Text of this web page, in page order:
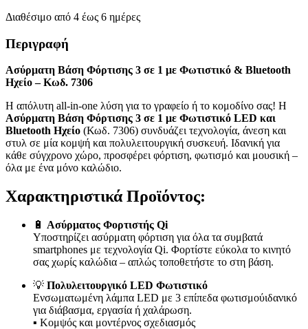
Διαθέσιμο από 4 έως 6 ημέρες
Περιγραφή
Ασύρματη Βάση Φόρτισης 3 σε 1 με Φωτιστικό & Bluetooth
Ηχείο – Κωδ. 7306
Η απόλυτη all-in-one λύση για το γραφείο ή το κομοδίνο σας! Η
Ασύρματη Βάση Φόρτισης 3 σε 1 με Φωτιστικό LED και
Bluetooth Ηχείο (Κωδ. 7306) συνδυάζει τεχνολογία, άνεση και
στυλ σε μία κομψή και πολυλειτουργική συσκευή. Ιδανική για
κάθε σύγχρονο χώρο, προσφέρει φόρτιση, φωτισμό και μουσική –
όλα με ένα μόνο καλώδιο.
Χαρακτηριστικά Προϊόντος:
🔋 Ασύρματος Φορτιστής Qi
Υποστηρίζει ασύρματη φόρτιση για όλα τα συμβατά
smartphones με τεχνολογία Qi. Φορτίστε εύκολα το κινητό
σας χωρίς καλώδια – απλώς τοποθετήστε το στη βάση.
💡 Πολυλειτουργικό LED Φωτιστικό
Ενσωματωμένη λάμπα LED με 3 επίπεδα φωτισμούιδανικό
για διάβασμα, εργασία ή χαλάρωση.
▪ Κομψός και μοντέρνος σχεδιασμός